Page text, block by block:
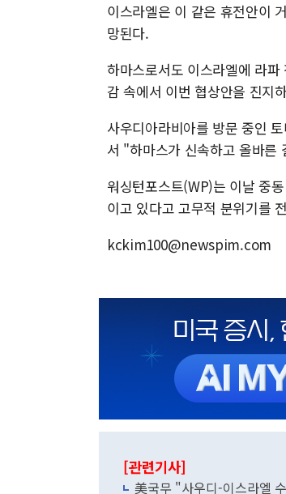
이스라엘은 이 같은 휴전안이
망된다.
하마스로서도 이스라엘에 라
감 속에서 이번 협상안을 진지
사우디아라비아를 방문 중인
서 "하마스가 신속하고 올바른
워싱턴포스트(WP)는 이날 중
이고 있다고 고무적 분위기를
kckim100@newspim.com
[관련기사]
美국무 "사우디-이스라엘